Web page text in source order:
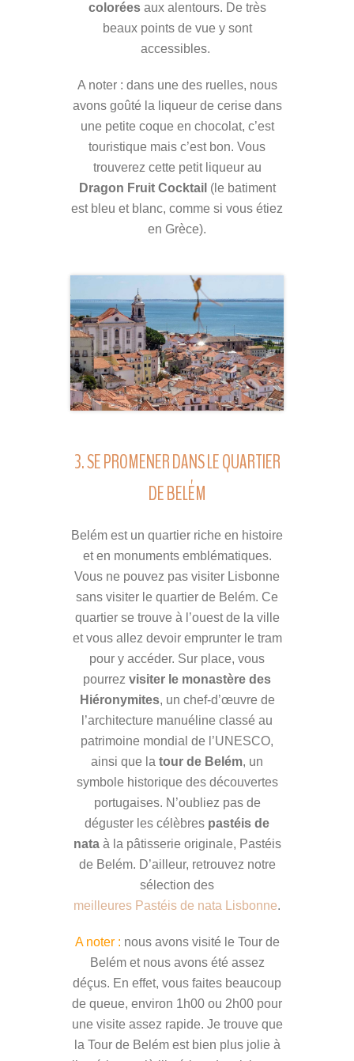
coloréesaux alentours. De très
beaux points de vue y sont
accessibles.
A noter : dans une des ruelles, nous
avons goûté la liqueur de cerise dans
une petite coque en chocolat, c’est
touristique mais c’est bon. Vous
trouverez cette petit liqueur au
Dragon Fruit Cocktail (le batiment
est bleu et blanc, comme si vous étiez
en Grèce).
3. SE PROMENER DANS LE QUARTIER
DE BELÉM
Belém est un quartier riche en histoire
et en monuments emblématiques.
Vous ne pouvez pas visiter Lisbonne
sans visiter le quartier de Belém. Ce
quartier se trouve à l’ouest de la ville
et vous allez devoir emprunter le tram
pour y accéder. Sur place, vous
pourrez visiter le monastère des
Hiéronymites, un chef-d’œuvre de
l’architecture manuéline classé au
patrimoine mondial de l’UNESCO,
ainsi que la tour de Belém, un
symbole historique des découvertes
portugaises. N’oubliez pas de
déguster les célèbres pastéis de
nataà la pâtisserie originale, Pastéis
de Belém. D’ailleur, retrouvez notre
sélection des
meilleures Pastéis de nata Lisbonne.
A noter : nous avons visité le Tour de
Belém et nous avons été assez
déçus. En effet, vous faites beaucoup
de queue, environ 1h00 ou 2h00 pour
une visite assez rapide. Je trouve que
la Tour de Belém est bien plus jolie à